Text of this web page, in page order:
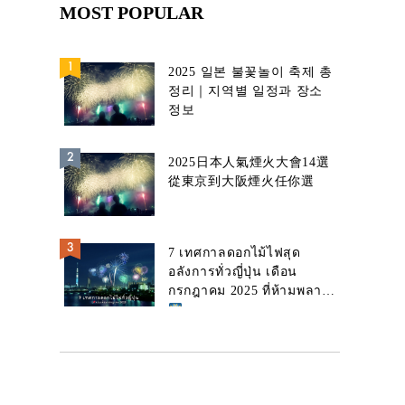
MOST POPULAR
2025 일본 불꽃놀이 축제 총
정리｜지역별 일정과 장소
정보
2025日本人氣煙火大會14選
從東京到大阪煙火任你選
7 เทศกาลดอกไม้ไฟสุด
อลังการทั่วญี่ปุ่น เดือน
กรกฎาคม 2025 ที่ห้ามพลาด!